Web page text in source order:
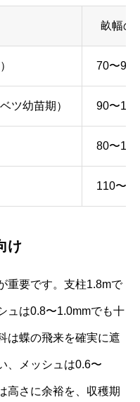
畝幅の
70〜
ツ幼苗期） 90〜
80〜
110〜
け
重要です。支柱1.8mで
ュは0.8〜1.0mmでも十
は蝶の飛来を確実に遮
、メッシュは0.6〜
高さに余裕を、収穫期